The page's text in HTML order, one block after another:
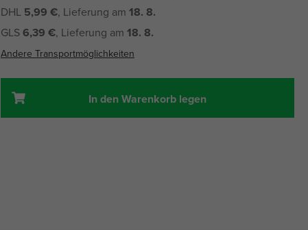
DHL 5,99 €, Lieferung am 18. 8.
GLS6,39 €, Lieferung am 18. 8.
Andere Transportmöglichkeiten
In den Warenkorb legen